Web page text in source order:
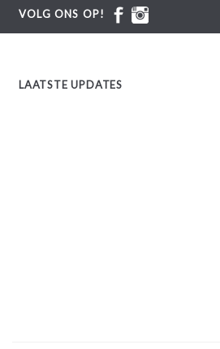
VOLG ONS OP!
LAATSTE UPDATES